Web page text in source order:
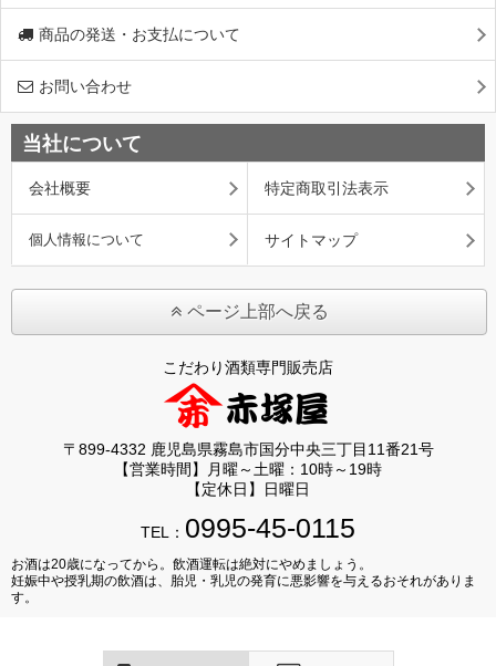
商品の発送・お支払について
お問い合わせ
当社について
会社概要 特定商取引法表示
個人情報について サイトマップ
ページ上部へ戻る
こだわり酒類専門販売店
〒899-4332 鹿児島県霧島市国分中央三丁目11番21号
【営業時間】月曜～土曜：10時～19時
【定休日】日曜日
TEL： 0995-45-0115
お酒は20歳になってから。飲酒運転は絶対にやめましょう。
妊娠中や授乳期の飲酒は、胎児・乳児の発育に悪影響を与えるおそれがありま
す。